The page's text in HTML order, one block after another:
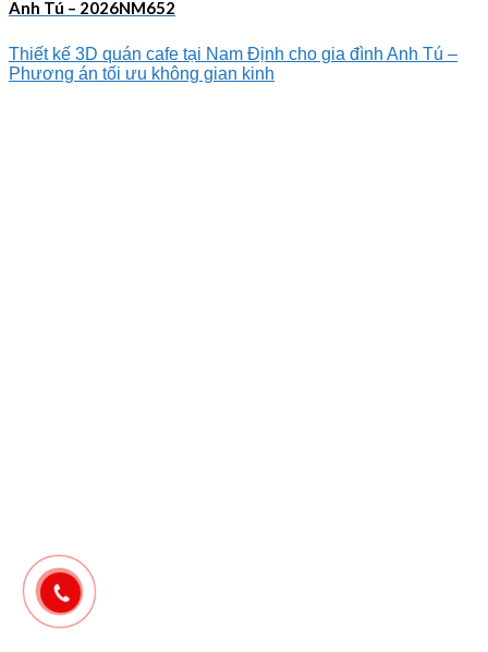
Anh Tú – 2026NM652
Thiết kế 3D quán cafe tại Nam Định cho gia đình Anh Tú –
Phương án tối ưu không gian kinh